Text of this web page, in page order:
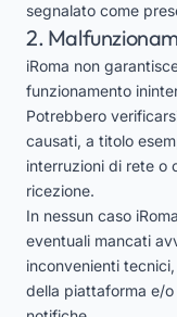
segnalato come
2.
iRoma non
funzionamento
Potrebbero
causati, a titolo
interruzioni di rete o
ricezione.
In nessun caso
eventuali mancati
inconvenienti
della piattaforma e/